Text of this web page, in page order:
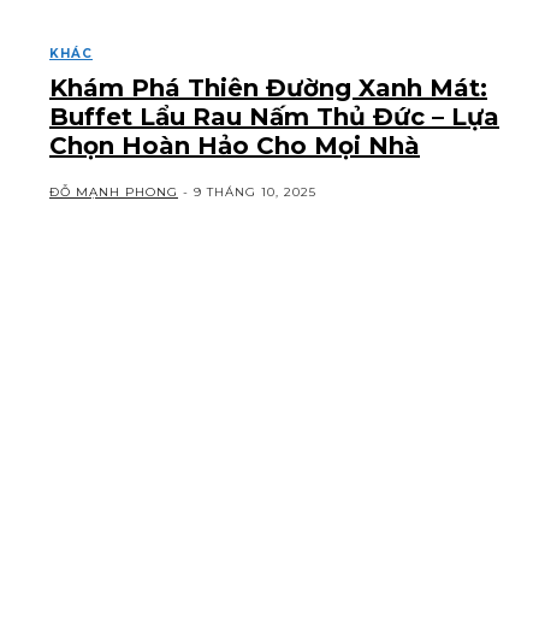
KHÁC
Khám Phá Thiên Đường Xanh Mát:
Buffet Lẩu Rau Nấm Thủ Đức – Lựa
Chọn Hoàn Hảo Cho Mọi Nhà
ĐỖ MẠNH PHONG - 9 THÁNG 10, 2025